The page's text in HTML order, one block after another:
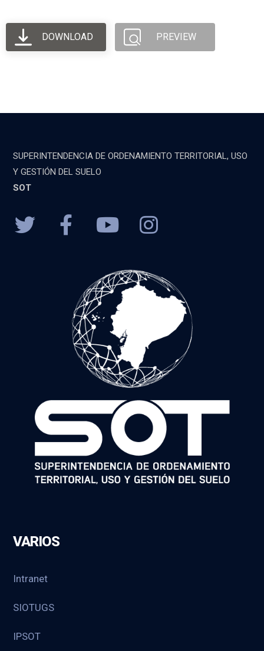
DOWNLOAD PREVIEW
SUPERINTENDENCIA DE ORDENAMIENTO TERRITORIAL, USO
Y GESTIÓN DEL SUELO
SOT
VARIOS
Intranet
SIOTUGS
IPSOT